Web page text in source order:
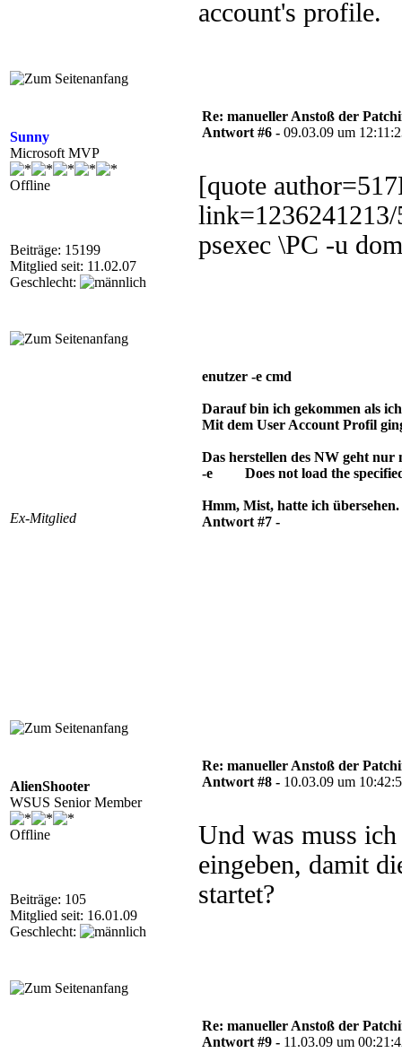
account's profile.
Sunny
Microsoft MVP
Offline
Beiträge: 15199
Mitglied seit: 11.02.07
Geschlecht:
Re: manueller Anstoß der
Antwort #6 - 09.03.09 um
[quote
psexec \PC -u
Ex-Mitglied
enutzer -e cmd
Darauf bin ich gekommen als
Mit dem User Account Profil
Das herstellen des NW geht nur
-e Does not load the
Hmm, Mist, hatte ich
Antwort #7 -
AlienShooter
WSUS Senior Member
Offline
Beiträge: 105
Mitglied seit: 16.01.09
Geschlecht:
Re: manueller Anstoß der
Antwort #8 - 10.03.09 um
Und was muss ich
eingeben, damit
startet?
Re: manueller Anstoß der
Antwort #9 - 11.03.09 um